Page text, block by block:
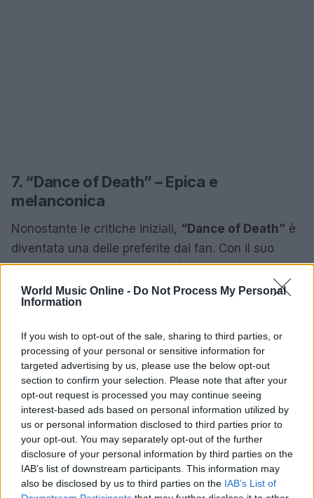
World Music Online - Do Not Process My Personal
Information
If you wish to opt-out of the sale, sharing to third parties, or
processing of your personal or sensitive information for
targeted advertising by us, please use the below opt-out
section to confirm your selection. Please note that after your
opt-out request is processed you may continue seeing
interest-based ads based on personal information utilized by
us or personal information disclosed to third parties prior to
your opt-out. You may separately opt-out of the further
disclosure of your personal information by third parties on the
IAB’s list of downstream participants. This information may
also be disclosed by us to third parties on the IAB’s List of
7. “Dance of Death” – Epica e
melanconica
Nonostante le critiche iniziali, “Dance of Death” è
diventata una delle preferite dai fan. Con il suo
tema di vita e morte, il brano è una riflessione
profonda sull’esistenza. La narrazione coinvolgente
e la musica avvolgente rendono questa canzone
viaggio emotivo che difficilmente dimenticherai. Ti
è mai capitato di ascoltare una canzone che ti ha
fatto riflettere sulla vita stessa?
8. “Paschendale” – La guerra
raccontata attraverso la musica
Infine, non possiamo dimenticare“Paschendale”
che narra gli eventi della Terza Battaglia di Ypres.